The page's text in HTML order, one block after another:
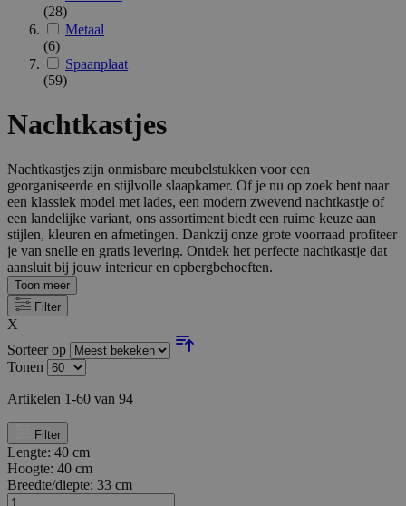
(28)
Metaal
(6)
Spaanplaat
(59)
Nachtkastjes
Nachtkastjes zijn onmisbare meubelstukken voor een
georganiseerde en stijlvolle slaapkamer. Of je nu op zoek bent naar
een klassiek model met lades, een modern zwevend nachtkastje of
een landelijke variant, ons assortiment biedt een ruime keuze aan
stijlen, kleuren en afmetingen. Dankzij onze grote voorraad profiteer
je van snelle en gratis levering. Ontdek het perfecte nachtkastje dat
aansluit bij jouw interieur en opbergbehoeften.
Toon meer
Filter
X
Sorteer op
Tonen
Artikelen 1-60 van 94
Filter
Lengte: 40 cm
Hoogte: 40 cm
Breedte/diepte: 33 cm